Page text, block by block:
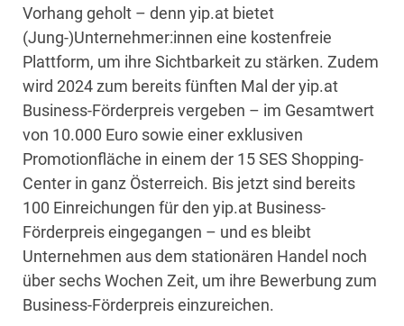
Vorhang geholt – denn yip.at bietet
(Jung-)Unternehmer:innen eine kostenfreie
Plattform, um ihre Sichtbarkeit zu stärken. Zudem
wird 2024 zum bereits fünften Mal der yip.at
Business-Förderpreis vergeben – im Gesamtwert
von 10.000 Euro sowie einer exklusiven
Promotionfläche in einem der 15 SES Shopping-
Center in ganz Österreich. Bis jetzt sind bereits
100 Einreichungen für den yip.at Business-
Förderpreis eingegangen – und es bleibt
Unternehmen aus dem stationären Handel noch
über sechs Wochen Zeit, um ihre Bewerbung zum
Business-Förderpreis einzureichen.